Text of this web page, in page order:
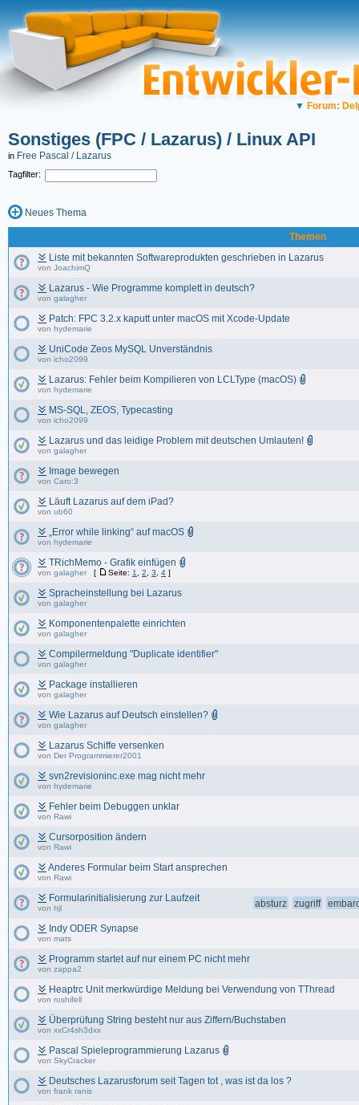
▼ Forum:
Sonstiges (FPC / Lazarus) / Linux API
in Free Pascal / Lazarus
Tagfilter:
Neues Thema
Themen
Liste mit bekannten Softwareprodukten geschrieben in Lazarus
von JoachimQ
Lazarus - Wie Programme komplett in deutsch?
von galagher
Patch: FPC 3.2.x kaputt unter macOS mit Xcode-Update
von hydemarie
UniCode Zeos MySQL Unverständnis
von icho2099
Lazarus: Fehler beim Kompilieren von LCLType (macOS)
von hydemarie
MS-SQL, ZEOS, Typecasting
von icho2099
Lazarus und das leidige Problem mit deutschen Umlauten!
von galagher
Image bewegen
von Caro:3
Läuft Lazarus auf dem iPad?
von ub60
„Error while linking“ auf macOS
von hydemarie
TRichMemo - Grafik einfügen
von galagher [ Seite: 1 2 3 4 ]
Spracheinstellung bei Lazarus
von galagher
Komponentenpalette einrichten
von galagher
Compilermeldung "Duplicate identifier"
von galagher
Package installieren
von galagher
Wie Lazarus auf Deutsch einstellen?
von galagher
Lazarus Schiffe versenken
von Der Programmierer2001
svn2revisioninc.exe mag nicht mehr
von hydemarie
Fehler beim Debuggen unklar
von Rawi
Cursorposition ändern
von Rawi
Anderes Formular beim Start ansprechen
von Rawi
absturz zugriff
Formularinitialisierung zur Laufzeit
von hjl
Indy ODER Synapse
von mats
Programm startet auf nur einem PC nicht mehr
von zappa2
Heaptrc Unit merkwürdige Meldung bei Verwendung von TThread
von rushifell
Überprüfung String besteht nur aus Ziffern/Buchstaben
von xxCr4sh3dxx
Pascal Spieleprogrammierung Lazarus
von SkyCracker
Deutsches Lazarusforum seit Tagen tot , was ist da los ?
von frank ranis